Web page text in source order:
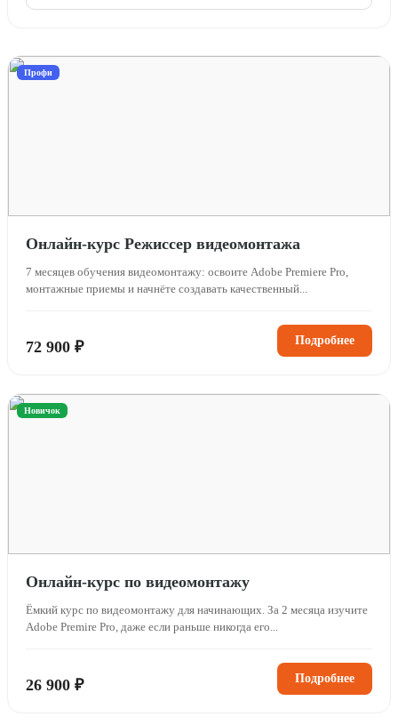
Профи
Онлайн-курс Режиссер видеомонтажа
7 месяцев обучения видеомонтажу: освоите Adobe Premiere Pro,
монтажные приемы и начнёте создавать качественный...
72 900 ₽ Подробнее
Новичок
Онлайн-курс по видеомонтажу
Ёмкий курс по видеомонтажу для начинающих. За 2 месяца изучите
Adobe Premire Pro, даже если раньше никогда его...
26 900 ₽ Подробнее